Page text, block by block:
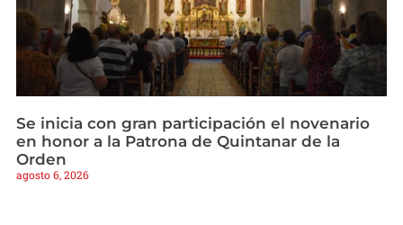
Se inicia con gran participación el novenario
en honor a la Patrona de Quintanar de la
Orden
agosto 6, 2026